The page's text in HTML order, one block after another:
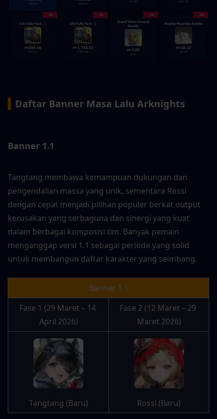
Daftar Banner Masa Lalu Arknights
Banner 1.1
Tangtang membawa kemampuan dukungan dan
pengendalian massa yang unik, sementara Rossi
dengan cepat menjadi pilihan populer berkat output
kerusakan yang serbaguna dan sinergi yang kuat
dalam berbagai komposisi tim. Banyak pemain
menganggap versi 1.1 sebagai periode yang solid
untuk membangun daftar karakter yang seimbang.
Banner 1.1
Fase 1 (29 Maret – 14
April 2026)
Fase 2 (12 Maret – 29
Maret 2026)
Tangtang (Baru) Rossi (Baru)